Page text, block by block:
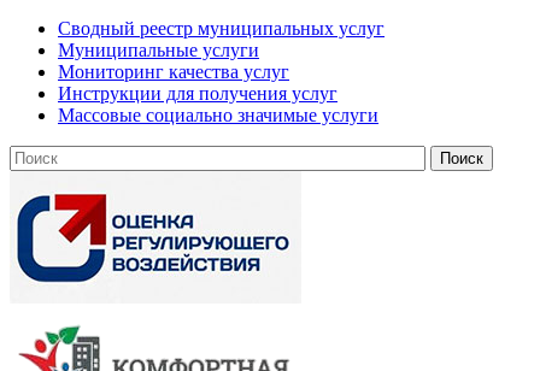
Сводный реестр муниципальных услуг
Муниципальные услуги
Мониторинг качества услуг
Инструкции для получения услуг
Массовые социально значимые услуги